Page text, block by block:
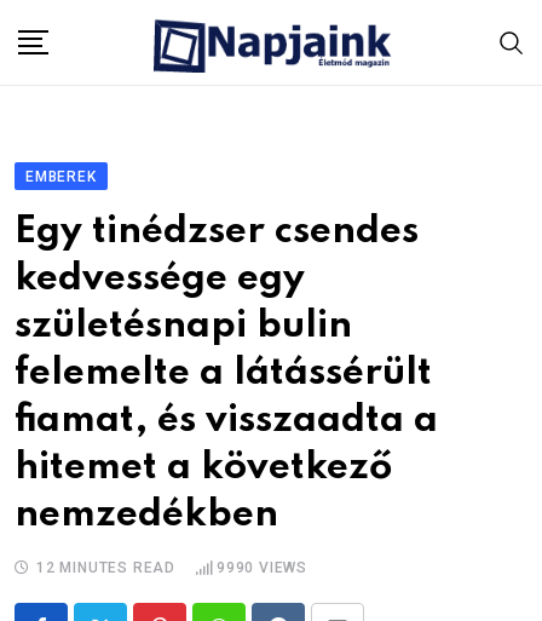
EMBEREK
Egy tinédzser csendes
kedvessége egy
születésnapi bulin
felemelte a látássérült
fiamat, és visszaadta a
hitemet a következő
nemzedékben
12 MINUTES READ 9990 VIEWS